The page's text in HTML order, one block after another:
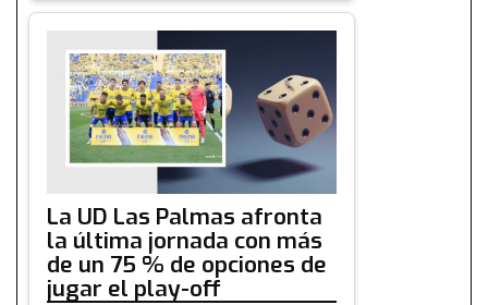
La UD Las Palmas afronta
la última jornada con más
de un 75 % de opciones de
jugar el play-off